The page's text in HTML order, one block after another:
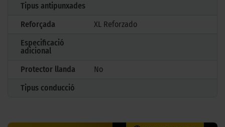
Tipus antipunxades
Reforçada
XL Reforzado
Especificació
adicional
Protector llanda
No
Tipus conducció